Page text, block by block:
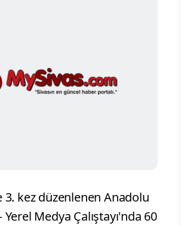
3. kez düzenlenen Anadolu
Yerel Medya Çalıştayı'nda 60